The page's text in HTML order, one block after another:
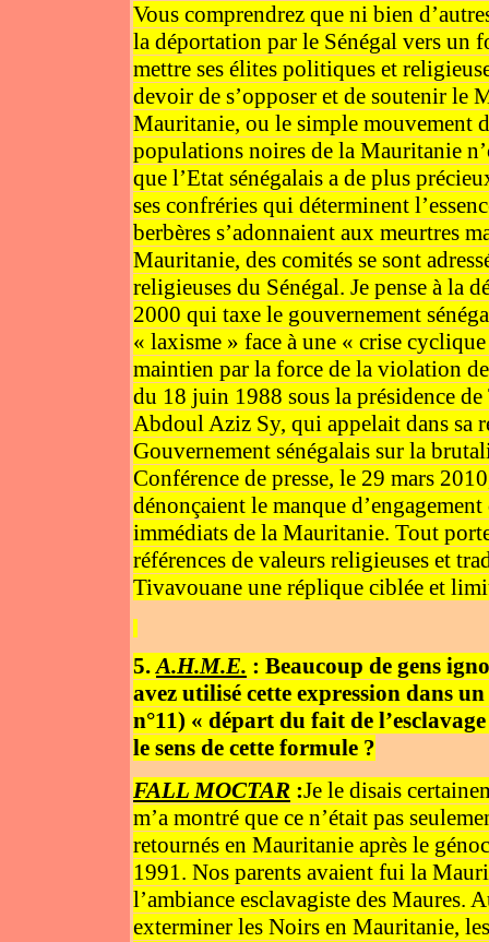
Vous comprendrez que ni bien
la déportation par le Sénégal vers un
mettre ses élites politiques et
devoir de s’opposer et de soutenir le
Mauritanie, ou le simple mouvement
populations noires de la Mauritanie
que l’Etat sénégalais a de plus
ses confréries qui déterminent
berbères s’adonnaient aux meurtres
Mauritanie, des comités se sont
religieuses du Sénégal. Je pense à
2000 qui taxe le gouvernement
« laxisme » face à une « crise
maintien par la force de la violation
du 18 juin 1988 sous la présidence
Abdoul Aziz Sy, qui appelait dans sa
Gouvernement sénégalais sur la
Conférence de presse, le 29 mars
dénonçaient le manque
immédiats de la Mauritanie. Tout
références de valeurs religieuses et
Tivavouane une réplique ciblée et
5.A.H.M.E. : Beaucoup de gens
avez utilisé cette expression dans
n°11) « départ du fait de
le sens de cette formule ?
FALL MOCTAR :Je le disais
m’a montré que ce n’était pas
retournés en Mauritanie après le
1991. Nos parents avaient fui la
l’ambiance esclavagiste des Maures.
exterminer les Noirs en Mauritanie,